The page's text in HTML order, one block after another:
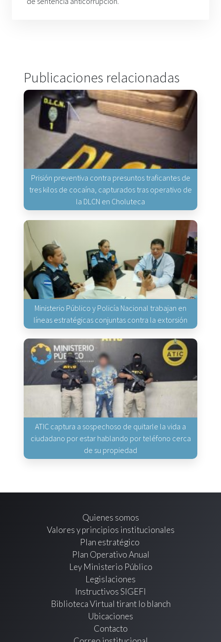
Publicaciones relacionadas
Prisión preventiva contra presuntos traficantes de
tres kilos de cocaína, capturados tras operativo de
la DLCN en Choluteca
Ministerio Público y Policía Nacional trabajan en
líneas estratégicas conjuntas contra la extorsión
ATIC captura a sospechoso de quitarle la vida a
ciudadano por estar hablando por teléfono cerca
de su propiedad
Quienes somos
Valores y principios institucionales
Plan estratégico
Plan Operativo Anual
Ley Ministerio Público
Legislaciones
Instructivos SIGEFI
Biblioteca Virtual tirant lo blanch
Ubicaciones
Contacto